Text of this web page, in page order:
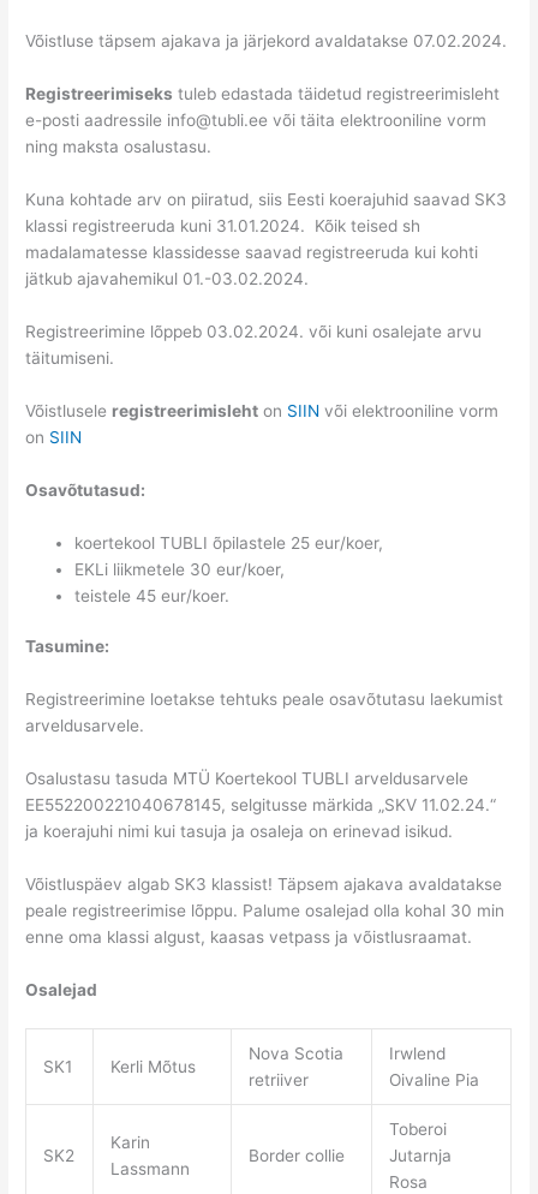
Võistluse täpsem ajakava ja järjekord avaldatakse 07.02.2024.
Registreerimiseks tuleb edastada täidetud registreerimisleht
e-posti aadressile info@tubli.ee või täita elektrooniline vorm
ning maksta osalustasu.
Kuna kohtade arv on piiratud, siis Eesti koerajuhid saavad SK3
klassi registreeruda kuni 31.01.2024. Kõik teised sh
madalamatesse klassidesse saavad registreeruda kui kohti
jätkub ajavahemikul 01.-03.02.2024.
Registreerimine lõppeb 03.02.2024. või kuni osalejate arvu
täitumiseni.
Võistlusele registreerimisleht on SIIN või elektrooniline vorm
on SIIN
Osavõtutasud:
koertekool TUBLI õpilastele 25 eur/koer,
EKLi liikmetele 30 eur/koer,
teistele 45 eur/koer.
Tasumine:
Registreerimine loetakse tehtuks peale osavõtutasu laekumist
arveldusarvele.
Osalustasu tasuda MTÜ Koertekool TUBLI arveldusarvele
EE552200221040678145, selgitusse märkida „SKV 11.02.24.“
ja koerajuhi nimi kui tasuja ja osaleja on erinevad isikud.
Võistluspäev algab SK3 klassist! Täpsem ajakava avaldatakse
peale registreerimise lõppu. Palume osalejad olla kohal 30 min
enne oma klassi algust, kaasas vetpass ja võistlusraamat.
Osalejad
SK1 Kerli Mõtus
Nova Scotia
retriiver
Irwlend
Oivaline Pia
SK2
Karin
Lassmann
Border collie
Toberoi
Jutarnja
Rosa